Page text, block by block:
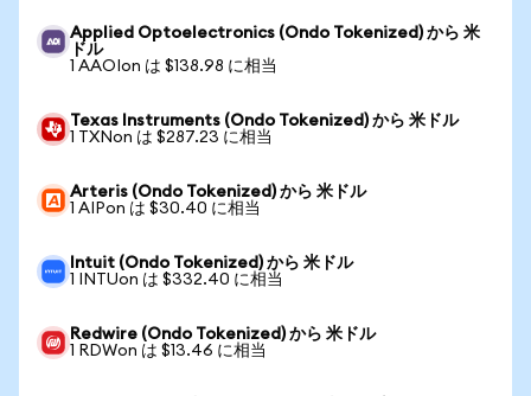
Applied Optoelectronics (Ondo Tokenized) から 米
ドル
1 AAOIon は $138.98 に相当
Texas Instruments (Ondo Tokenized) から 米ドル
1 TXNon は $287.23 に相当
Arteris (Ondo Tokenized) から 米ドル
1 AIPon は $30.40 に相当
Intuit (Ondo Tokenized) から 米ドル
1 INTUon は $332.40 に相当
Redwire (Ondo Tokenized) から 米ドル
1 RDWon は $13.46 に相当